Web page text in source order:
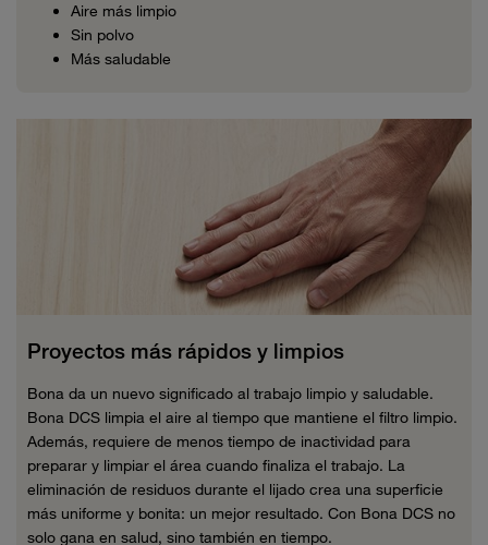
Aire más limpio
Sin polvo
Más saludable
Proyectos más rápidos y limpios
Bona da un nuevo significado al trabajo limpio y saludable.
Bona DCS limpia el aire al tiempo que mantiene el filtro limpio.
Además, requiere de menos tiempo de inactividad para
preparar y limpiar el área cuando finaliza el trabajo. La
eliminación de residuos durante el lijado crea una superficie
más uniforme y bonita: un mejor resultado. Con Bona DCS no
solo gana en salud, sino también en tiempo.